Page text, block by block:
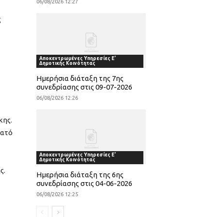
06/08/2026 12:27
Αποκεντρωμένες Υπηρεσίες Ε'
Δημοτικής Κοινότητας
Ημερήσια διάταξη της 7ης
συνεδρίασης στις 09-07-2026
06/08/2026 12:26
Αποκεντρωμένες Υπηρεσίες Ε'
Δημοτικής Κοινότητας
Ημερήσια διάταξη της 6ης
συνεδρίασης στις 04-06-2026
06/08/2026 12:25